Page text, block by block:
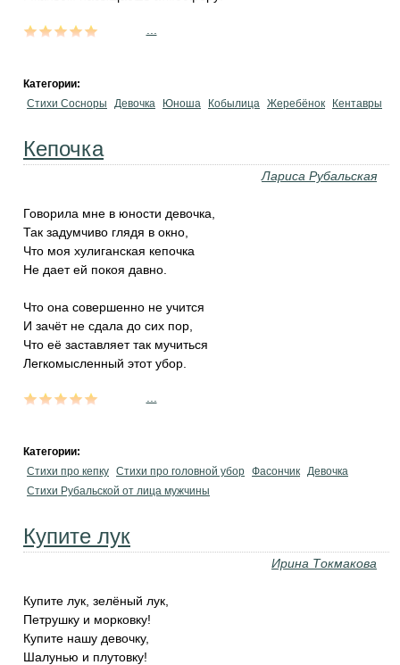
Категории:
Стихи Сосноры
Девочка Юноша Кобылица Жеребёнок Кентавры
Кепочка
Лариса Рубальская
Говорила мне в юности девочка,
Так задумчиво глядя в окно,
Что моя хулиганская кепочка
Не дает ей покоя давно.
Что она совершенно не учится
И зачёт не сдала до сих пор,
Что её заставляет так мучиться
Легкомысленный этот убор.
Категории:
Стихи про кепку Стихи про головной убор Фасончик Девочка
Стихи Рубальской от лица мужчины
Купите лук
Ирина Токмакова
Купите лук, зелёный лук,
Петрушку и морковку!
Купите нашу девочку,
Шалунью и плутовку!